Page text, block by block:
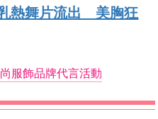
熱舞片流出 美胸狂
服飾品牌代言活動